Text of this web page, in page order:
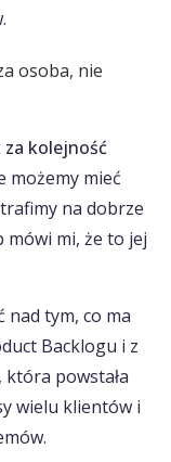
osoba, nie
kolejność
możemy mieć
na dobrze
mówi mi, że to jej
nad tym, co ma
Backlogu i z
która powstała
wielu klientów i